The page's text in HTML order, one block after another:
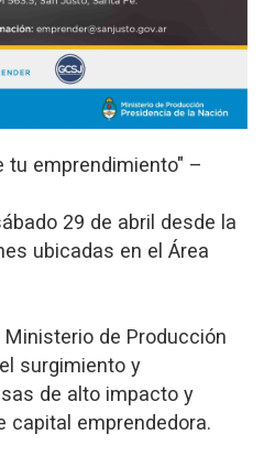
tu emprendimiento" –
29 de abril desde la
ubicadas en el Área
de Producción
surgimiento y
de alto impacto y
capital emprendedora.